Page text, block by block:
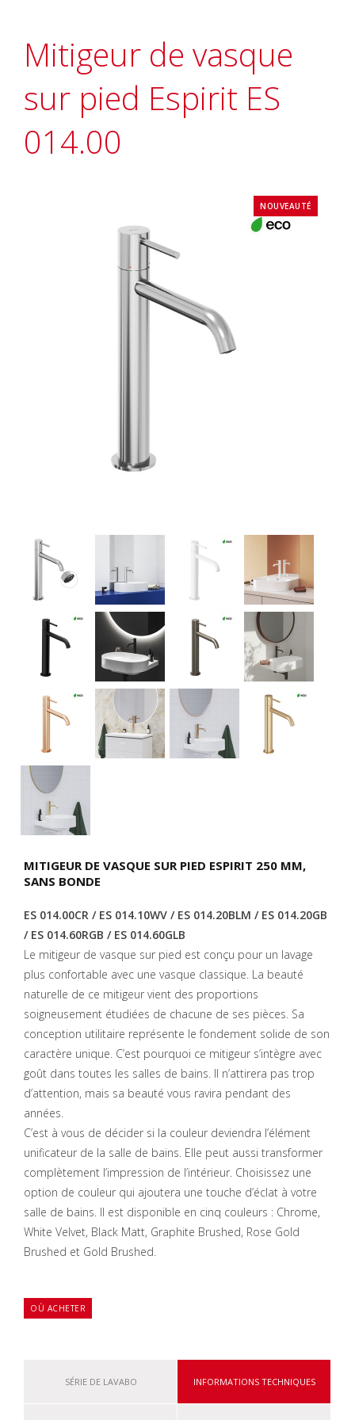
Mitigeur de vasque
sur pied Espirit ES
014.00
NOUVEAUTÉ
MITIGEUR DE VASQUE SUR PIED ESPIRIT 250 MM,
SANS BONDE
ES 014.00CR / ES 014.10WV / ES 014.20BLM / ES 014.20GB
/ ES 014.60RGB / ES 014.60GLB
Le mitigeur de vasque sur pied est conçu pour un lavage
plus confortable avec une vasque classique. La beauté
naturelle de ce mitigeur vient des proportions
soigneusement étudiées de chacune de ses pièces. Sa
conception utilitaire représente le fondement solide de son
caractère unique. C’est pourquoi ce mitigeur s’intègre avec
goût dans toutes les salles de bains. Il n’attirera pas trop
d’attention, mais sa beauté vous ravira pendant des
années.
C’est à vous de décider si la couleur deviendra l’élément
unificateur de la salle de bains. Elle peut aussi transformer
complètement l’impression de l’intérieur. Choisissez une
option de couleur qui ajoutera une touche d’éclat à votre
salle de bains. Il est disponible en cinq couleurs : Chrome,
White Velvet, Black Matt, Graphite Brushed, Rose Gold
Brushed et Gold Brushed.
OÙ ACHETER
SÉRIE DE LAVABO INFORMATIONS TECHNIQUES